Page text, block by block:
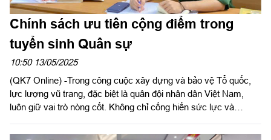
Chính sách ưu tiên cộng điểm trong
tuyển sinh Quân sự
10:50 13/05/2025
(QK7 Online) -Trong công cuộc xây dựng và bảo vệ Tổ quốc,
lực lượng vũ trang, đặc biệt là quân đội nhân dân Việt Nam,
luôn giữ vai trò nòng cốt. Không chỉ cống hiến sức lực và
con cái vì nhiệm vụ thiêng liêng. Xuất phát từ đó, Nhà nước đã